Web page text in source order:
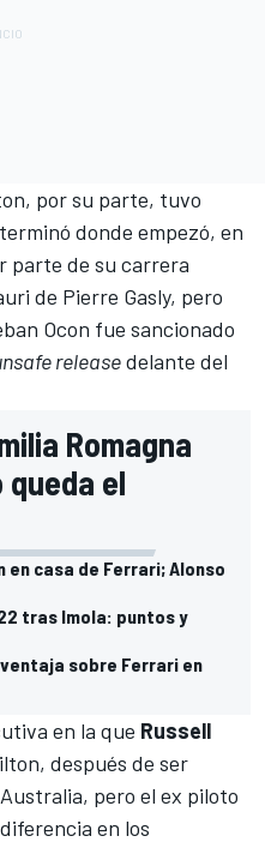
, por su parte, tuvo
donde empezó, en
parte de su carrera
de Pierre Gasly, pero
Ocon fue sancionado
releasedelante del
Romagna
queda el
en casa de Ferrari; Alonso
tras Imola: puntos y
sobre Ferrari en
en la que Russell
después de ser
Australia, pero el ex piloto
en los